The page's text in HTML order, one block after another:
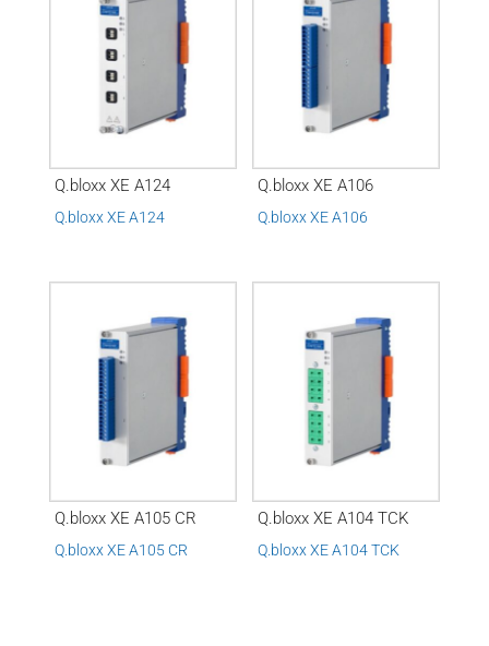
Q.bloxx XE A124
Q.bloxx XE A124
Q.bloxx XE A106
Q.bloxx XE A106
Q.bloxx XE A105 CR
Q.bloxx XE A105 CR
Q.bloxx XE A104 TCK
Q.bloxx XE A104 TCK